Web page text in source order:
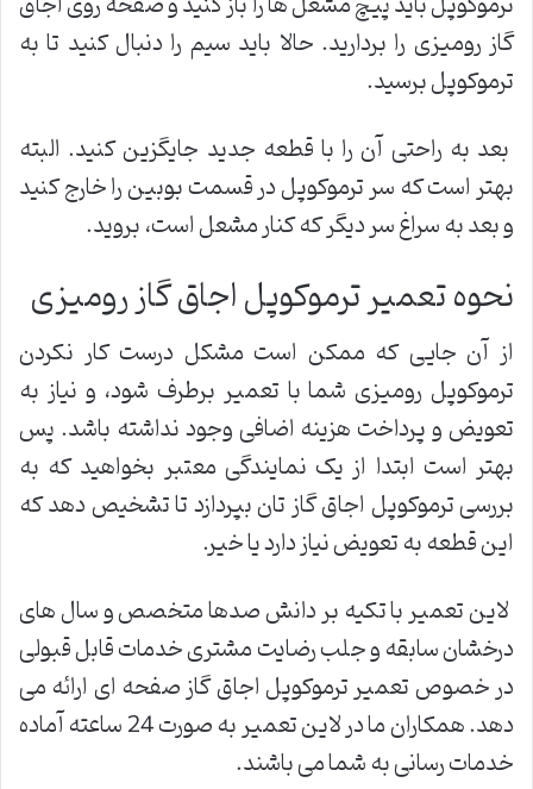
گاز رومیزی را بردارید. حالا باید سیم را دنبال کنید تا به
ترموکوپل برسید.
بعد به راحتی آن را با قطعه جدید جایگزین کنید. البته
بهتر است که سر ترموکوپل در قسمت بوبین را خارج کنید
و بعد به سراغ سر دیگر که کنار مشعل است، بروید.
نحوه تعمیر ترموکوپل اجاق گاز رومیزی
از آن جایی که ممکن است مشکل درست کار نکردن
ترموکوپل رومیزی شما با تعمیر برطرف شود، و نیاز به
تعویض و پرداخت هزینه اضافی وجود نداشته باشد. پس
بهتر است ابتدا از یک نمایندگی معتبر بخواهید که به
بررسی ترموکوپل اجاق گاز تان بپردازد تا تشخیص دهد که
این قطعه به تعویض نیاز دارد یا خیر.
لاین تعمیر با تکیه بر دانش صدها متخصص و سال های
درخشان سابقه و جلب رضایت مشتری خدمات قابل قبولی
در خصوص تعمیر ترموکوپل اجاق گاز صفحه ای ارائه می
دهد. همکاران ما در لاین تعمیر به صورت 24 ساعته آماده
خدمات رسانی به شما می باشند.